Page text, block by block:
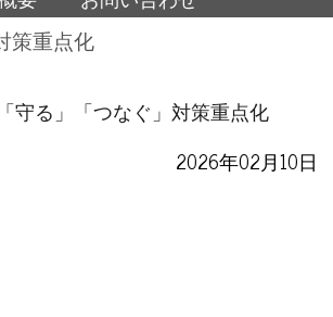
策重点化
守る」「つなぐ」対策重点化
2026年02月10日